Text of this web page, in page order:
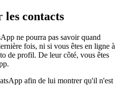
les contacts
ne pourra pas savoir quand
fois, ni si vous êtes en ligne à
de profil. De leur côté, vous êtes
afin de lui montrer qu'il n'est